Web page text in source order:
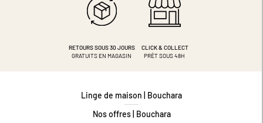
RETOURS SOUS 30 JOURS
GRATUITS EN MAGASIN
CLICK & COLLECT
PRÊT SOUS 48H
Linge de maison | Bouchara
Nos offres | Bouchara